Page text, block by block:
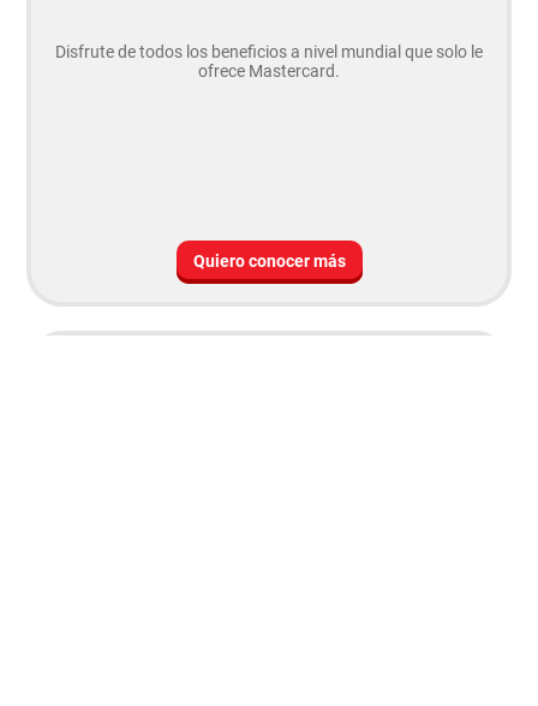
Disfrute de todos los beneficios a nivel mundial que solo le
ofrece Mastercard.
Quiero conocer más